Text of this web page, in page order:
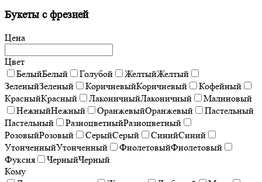
Букеты с фрезией
Цена
Цвет
БелыйБелый Голубой ЖелтыйЖелтый
ЗеленыйЗеленый КоричневыйКоричневый
Кофейный
КрасныйКрасный ЛаконичныйЛаконичный
Малиновый
НежныйНежный ОранжевыйОранжевый
Пастельный
Пастельный
РазноцветныйРазноцветный
РозовыйРозовый СерыйСерый СинийСиний
УтонченныйУтонченный ФиолетовыйФиолетовый
Фуксия
ЧерныйЧерный
Кому